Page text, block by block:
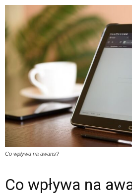
Co wpływa na awans?
Co wpływa na